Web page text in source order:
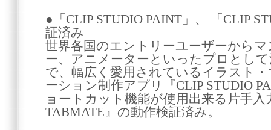
●「CLIP STUDIO PAINT」、 「CLIP
証済み
世界各国のエントリーユーザーから
ー、アニメーターといったプロとし
で、幅広く愛用されているイラスト
ーション制作アプリ『CLIP STUDIO
ョートカット機能が使用出来る片手入
TABMATE』の動作検証済み。